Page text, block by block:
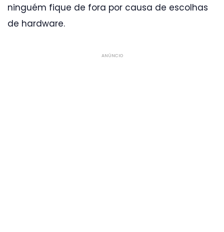
ninguém fique de fora por causa de escolhas
de hardware.
ANÚNCIO